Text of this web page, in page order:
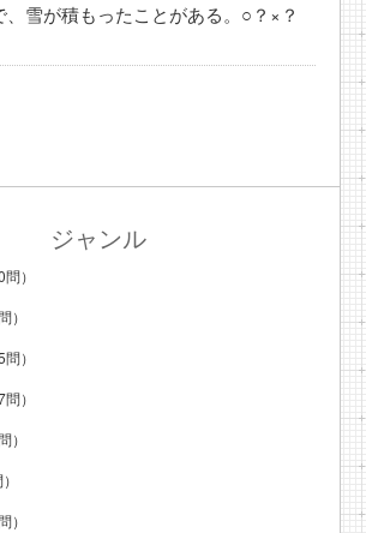
雪が積もったことがある。○？×？
ジャンル
）
）
）
問）
）
）